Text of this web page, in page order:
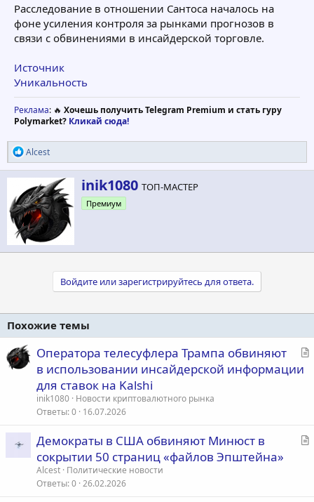
Расследование в отношении Сантоса началось на
фоне усиления контроля за рынками прогнозов в
связи с обвинениями в инсайдерской торговле.
Источник
Уникальность
Реклама: 🔥 Хочешь получить Telegram Premium и стать гуру
Polymarket? Кликай сюда!
Р
е
а
ц
и
и
:
Alcest
А
в
т
inik1080 ТОП-МАСТЕР
Премиум
Войдите или зарегистрируйтесь для ответа.
Похожие темы
С
Оператора телесуфлера Трампа обвиняют
в использовании инсайдерской информации
для ставок на Kalshi
inik1080 Новости криптовалютного рынка
Ответы 0 16.07.2026
С
Демократы в США обвиняют Минюст в
сокрытии 50 страниц «файлов Эпштейна»
Alcest Политические новости
Ответы 0 26.02.2026